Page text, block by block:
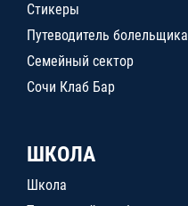
Стикеры
Путеводитель болельщика
Семейный сектор
Сочи Клаб Бар
ШКОЛА
Школа